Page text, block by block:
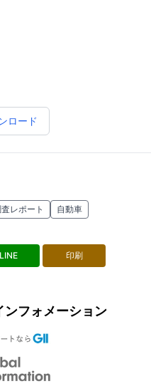
ロード
レポート 自動車
LINE 印刷
ンフォメーション